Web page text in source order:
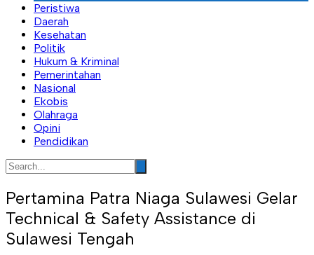
Peristiwa
Daerah
Kesehatan
Politik
Hukum & Kriminal
Pemerintahan
Nasional
Ekobis
Olahraga
Opini
Pendidikan
Pertamina Patra Niaga Sulawesi Gelar
Technical & Safety Assistance di
Sulawesi Tengah